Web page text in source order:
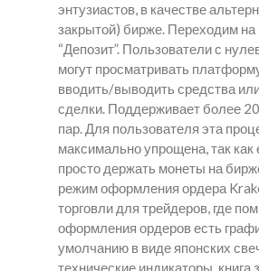
энтузиастов, в качестве
закрытой) бирже. Переходим на
“Депозит”. Пользователи с
могут просматривать
вводить/выводить средства
сделки. Поддерживает более
пар. Для пользователя эта
максимально упрощена, так
просто держать монеты на
режим оформления ордера
торговли для трейдеров, где
оформления ордеров есть
умолчанию в виде японских
технические индикаторы, книга